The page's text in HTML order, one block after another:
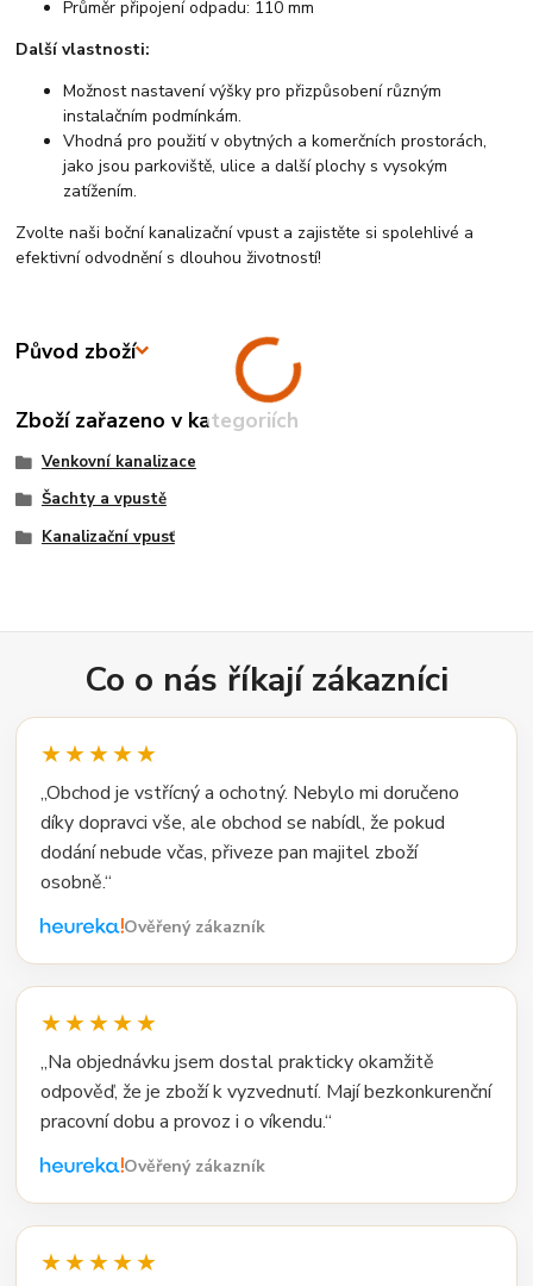
Průměr připojení odpadu: 110 mm
Další vlastnosti:
Možnost nastavení výšky pro přizpůsobení různým
instalačním podmínkám.
Vhodná pro použití v obytných a komerčních prostorách,
jako jsou parkoviště, ulice a další plochy s vysokým
zatížením.
Zvolte naši boční kanalizační vpust a zajistěte si spolehlivé a
efektivní odvodnění s dlouhou životností!
Původ zboží
Zboží zařazeno v kategoriích
Venkovní kanalizace
Šachty a vpustě
Kanalizační vpusť
Co o nás říkají zákazníci
★★★★★
„Obchod je vstřícný a ochotný. Nebylo mi doručeno
díky dopravci vše, ale obchod se nabídl, že pokud
dodání nebude včas, přiveze pan majitel zboží
osobně.“
Ověřený zákazník
★★★★★
„Na objednávku jsem dostal prakticky okamžitě
odpověď, že je zboží k vyzvednutí. Mají bezkonkurenční
pracovní dobu a provoz i o víkendu.“
Ověřený zákazník
★★★★★